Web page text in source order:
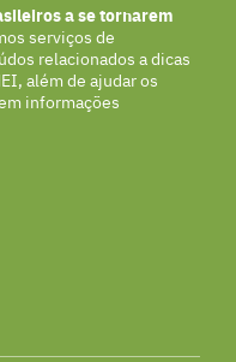
a se tornarem
serviços de
relacionados a dicas
além de ajudar os
informações